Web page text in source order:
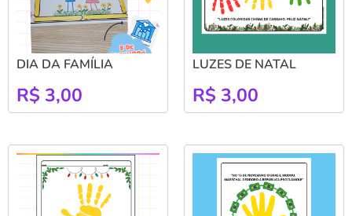
DIA DA FAMÍLIA
R$ 3,00
LUZES DE NATAL
R$ 3,00